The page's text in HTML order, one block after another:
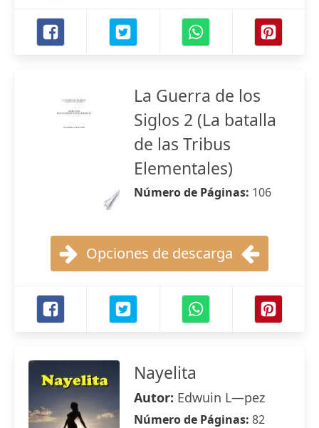
La Guerra de los
Siglos 2 (La batalla
de las Tribus
Elementales)
Número de Páginas: 106
Opciones de descarga
Nayelita
Autor: Edwuin L—pez
Número de Páginas: 82